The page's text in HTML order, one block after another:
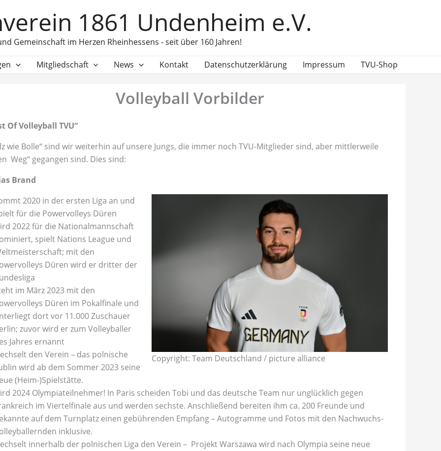
1861 Undenheim e.V.
Gemeinschaft im Herzen Rheinhessens - seit über 160 Jahren!
Mitgliedschaft News Kontakt Datenschutzerklärung Impressum TVU-Shop
Volleyball Vorbilder
Of Volleyball TVU“
wie Bolle“ sind wir weiterhin auf unsere Jungs, die immer noch TVU-Mitglieder sind, aber mittlerweile
Weg“ gegangen sind. Dies sind:
Brand
Copyright: Team Deutschland / picture alliance
2020 in der ersten Liga an und
für die Powervolleys Düren
2022 für die Nationalmannschaft
spielt Nations League und
mit den
Düren wird er dritter der
im März 2023 mit den
Düren im Pokalfinale und
dort vor 11.000 Zuschauer
zuvor wird er zum Volleyballer
Jahres ernannt
den Verein – das polnische
wird ab dem Sommer 2023 seine
(Heim-)Spielstätte.
2024 Olympiateilnehmer! In Paris scheiden Tobi und das deutsche Team nur unglücklich gegen
im Viertelfinale aus und werden sechste. Anschließend bereiten ihm ca. 200 Freunde und
auf dem Turnplatz einen gebührenden Empfang – Autogramme und Fotos mit den Nachwuchs-
inklusive.
innerhalb der polnischen Liga den Verein – Projekt Warszawa wird nach Olympia seine neue